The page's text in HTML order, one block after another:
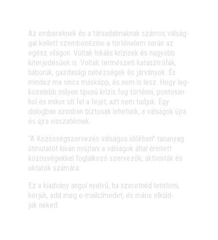
Az embe­rek­nek és a tár­sa­dal­mak­nak szá­mos vál­ság­
gal kel­lett szem­be­néz­nie a tör­té­ne­lem során az
egész vilá­gon. Vol­tak loká­lis krí­zi­sek és nagyobb
kiter­je­dé­sű­ek is. Vol­tak ter­mé­sze­ti kataszt­ró­fák,
hábo­rúk, gaz­da­sá­gi nehéz­sé­gek és jár­vá­nyok. És
mind­ez ma sincs más­képp, és nem is lesz. Hogy leg­
kö­ze­lebb milyen típu­sú krí­zis fog tör­tén­ni, pon­to­san
hol és mikor üti fel a fejét, azt nem tud­juk. Egy
dolog­ban azon­ban biz­to­sak lehe­tünk, a vál­sá­gok újra
és újra visszatérnek.
“A Közös­ség­szer­ve­zés vál­sá­gos idők­ben” tan­anyag
útmu­ta­tót kíván nyúj­ta­ni a vál­sá­gok által érin­tett
közös­sé­gek­kel fog­lal­ko­zó szer­ve­zők, akti­vis­ták és
okta­tók számára.
Ez a kiad­vány angol nyel­vű, ha sze­ret­néd letöl­te­ni,
kér­jük, add meg e‑mailcímedet, és már­is elküld­
jük neked.